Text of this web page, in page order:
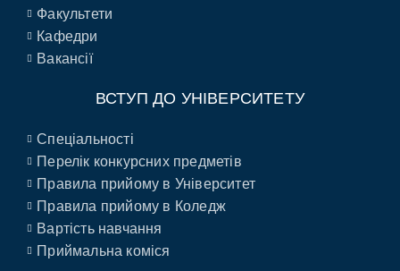
Факультети
Кафедри
Вакансії
ВСТУП ДО УНІВЕРСИТЕТУ
Спеціальності
Перелік конкурсних предметів
Правила прийому в Університет
Правила прийому в Коледж
Вартість навчання
Приймальна коміся